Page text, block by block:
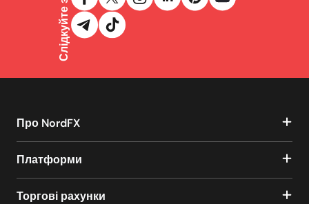
Про NordFX
Платформи
Торгові рахунки